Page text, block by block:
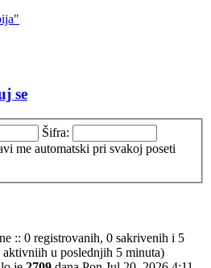
se
Šifra:
me automatski pri svakoj poseti
:: 0 registrovanih, 0 sakrivenih i 5
u poslednjih 5 minuta)